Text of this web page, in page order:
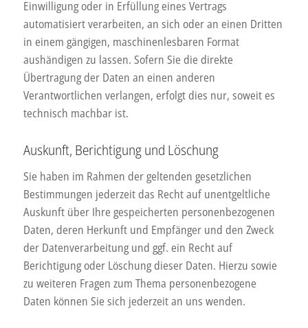
Einwilligung oder in Erfüllung eines Vertrags
automatisiert verarbeiten, an sich oder an einen Dritten
in einem gängigen, maschinenlesbaren Format
aushändigen zu lassen. Sofern Sie die direkte
Übertragung der Daten an einen anderen
Verantwortlichen verlangen, erfolgt dies nur, soweit es
technisch machbar ist.
Auskunft, Berichtigung und Löschung
Sie haben im Rahmen der geltenden gesetzlichen
Bestimmungen jederzeit das Recht auf unentgeltliche
Auskunft über Ihre gespeicherten personenbezogenen
Daten, deren Herkunft und Empfänger und den Zweck
der Datenverarbeitung und ggf. ein Recht auf
Berichtigung oder Löschung dieser Daten. Hierzu sowie
zu weiteren Fragen zum Thema personenbezogene
Daten können Sie sich jederzeit an uns wenden.